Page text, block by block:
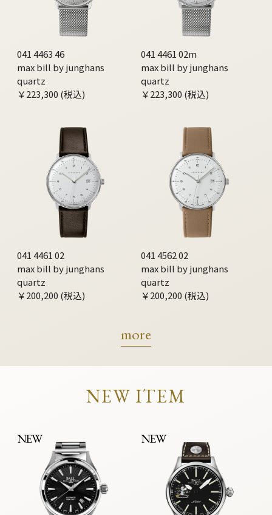
041 4463 46
max bill by junghans
quartz
￥223,300 (税込)
041 4461 02m
max bill by junghans
quartz
￥223,300 (税込)
041 4461 02
max bill by junghans
quartz
￥200,200 (税込)
041 4562 02
max bill by junghans
quartz
￥200,200 (税込)
more
NEW ITEM
NEW NEW